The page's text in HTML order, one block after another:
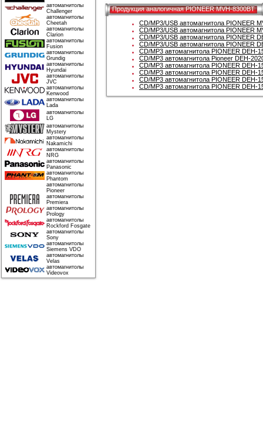
автомагнитолы
Challenger
автомагнитолы
Cheetah
автомагнитолы
Clarion
автомагнитолы
Fusion
автомагнитолы
Grundig
автомагнитолы
Hyundai
автомагнитолы
JVC
автомагнитолы
Kenwood
автомагнитолы
Lada
автомагнитолы
LG
автомагнитолы
Mystery
автомагнитолы
Nakamichi
автомагнитолы
NRG
автомагнитолы
Panasonic
автомагнитолы
Phantom
автомагнитолы
Pioneer
автомагнитолы
Premiera
автомагнитолы
Prology
автомагнитолы
Rockford Fosgate
автомагнитолы
Sony
автомагнитолы
Siemens VDO
автомагнитолы
Velas
автомагнитолы
Videovox
Продукция аналогичная PIONEER MVH-8300BT
CD/MP3/USB автомагнитола PIONEER
CD/MP3/USB автомагнитола PIONEER
CD/MP3/USB автомагнитола PIONEER
CD/MP3/USB автомагнитола PIONEER
CD/MP3 автомагнитола PIONEER DEH-
CD/MP3 автомагнитола Pioneer DEH-
CD/MP3 автомагнитола PIONEER DEH-
CD/MP3 автомагнитола PIONEER DEH-
CD/MP3 автомагнитола PIONEER DEH-
CD/MP3 автомагнитола PIONEER DEH-